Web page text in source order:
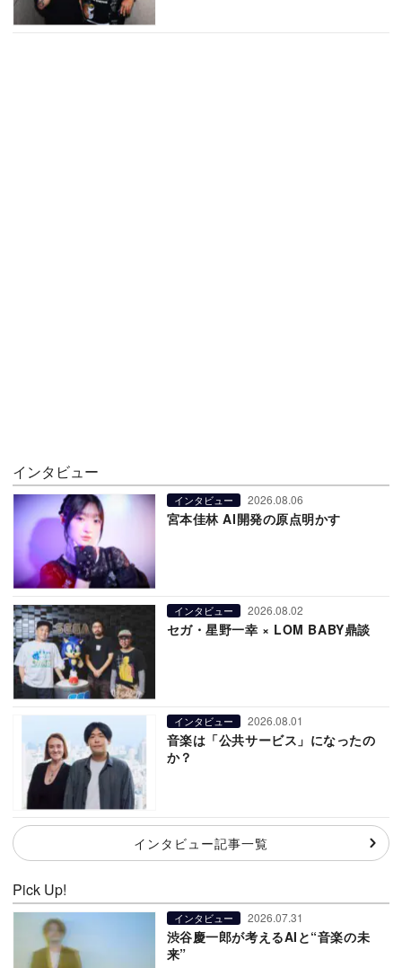
インタビュー
インタビュー 2026.08.06
宮本佳林 AI開発の原点明かす
インタビュー 2026.08.02
セガ・星野一幸 × LOM BABY鼎談
インタビュー 2026.08.01
音楽は「公共サービス」になったの
か？
インタビュー記事一覧
Pick Up!
インタビュー 2026.07.31
渋谷慶一郎が考えるAIと“音楽の未
来”